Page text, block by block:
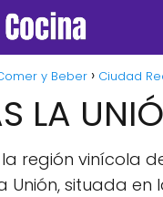
y Beber Ciudad
LA
la región vinícola
Unión, situada